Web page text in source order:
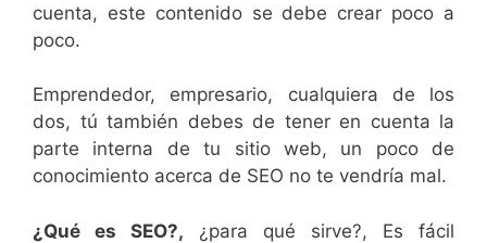
cuenta, este contenido se debe crear poco a
poco.
Emprendedor, empresario, cualquiera de los
dos, tú también debes de tener en cuenta la
parte interna de tu sitio web, un poco de
conocimiento acerca de SEO no te vendría mal.
¿Qué es SEO?, ¿para qué sirve?, Es fácil